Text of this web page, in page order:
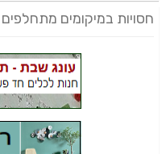
חסויות במיקומים מתחלפים